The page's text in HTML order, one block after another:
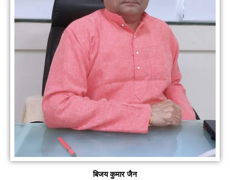
बिजय कुमार जैन